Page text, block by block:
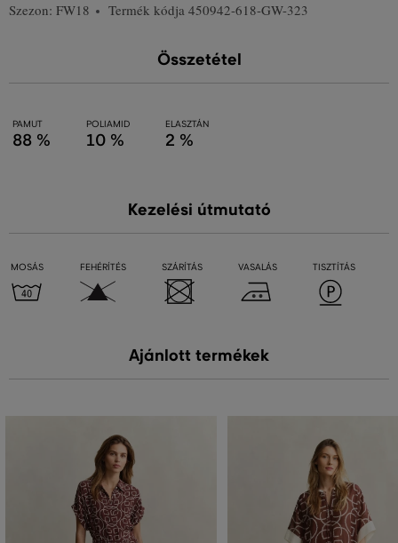
Szezon: FW18 Termék kódja 450942-618-GW-323
Összetétel
PAMUT
88 %
POLIAMID
10 %
ELASZTÁN
2 %
Kezelési útmutató
MOSÁS FEHÉRÍTÉS SZÁRÍTÁS VASALÁS TISZTÍTÁS
Ajánlott termékek